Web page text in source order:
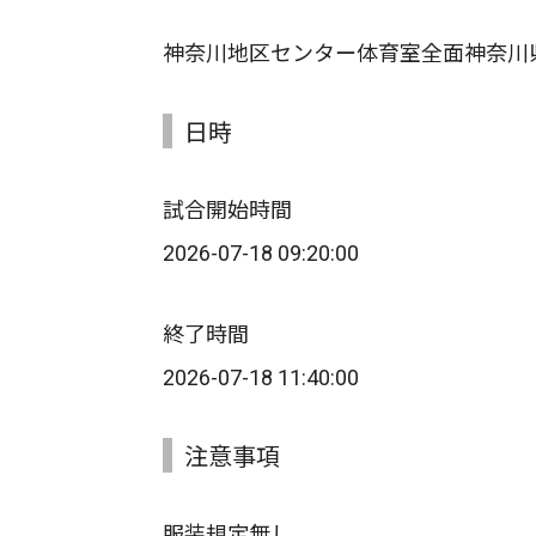
神奈川地区センター体育室全面神奈
日時
試合開始時間
2026-07-18 09:20:00
終了時間
2026-07-18 11:40:00
注意事項